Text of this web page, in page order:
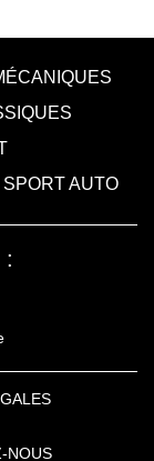
AUTO
:
NOUS